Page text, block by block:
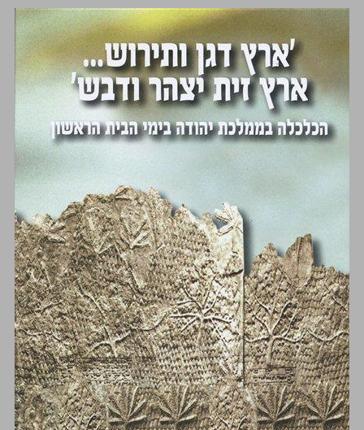
'ארץ דגן ותירוש‭...‬ ארץ זית יצהר ודבש' הכלכלה בממלכת יהודה בימי הבית הראשון ... 0